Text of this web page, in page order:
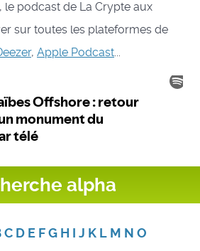
le podcast de La Crypte aux
sur toutes les plateformes de
, Apple Podcast
alpha
C D E F G H I J K L M N O